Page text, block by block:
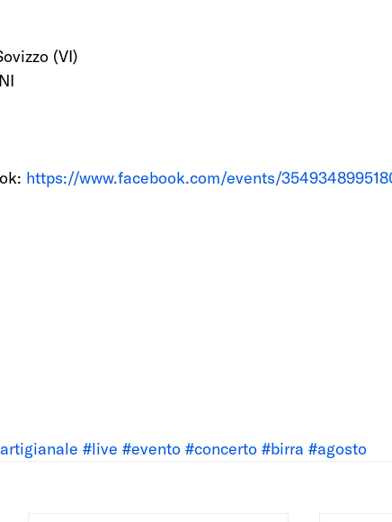
(VI)
https://www.facebook.com/events/
#live #evento #concerto #birra #agosto